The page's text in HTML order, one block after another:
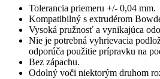
Tolerancia priemeru +/- 0,04 mm.
Kompatibilný s extrudérom
Vysoká pružnosť a vynikajúca
Nie je potrebná vyhrievacia
odporúča použitie prípravku na
Bez zápachu.
Odolný voči niektorým druhom